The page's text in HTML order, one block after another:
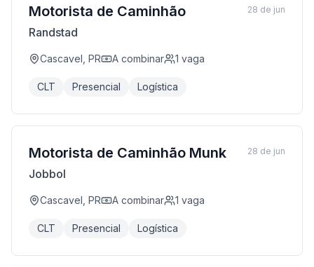
Motorista de Caminhão
Randstad
Cascavel, PR A combinar 1 vaga
CLT Presencial Logística
28 de jun
Motorista de Caminhão Munk
Jobbol
Cascavel, PR A combinar 1 vaga
CLT Presencial Logística
28 de jun